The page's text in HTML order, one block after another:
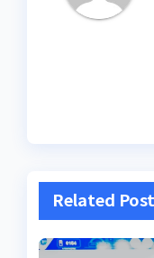
Related Post